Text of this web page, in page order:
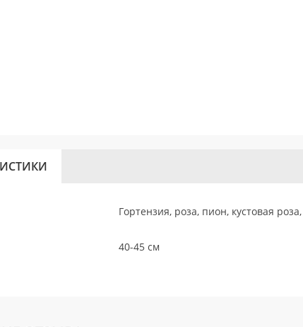
Гортензия, роза, пион, кустовая
40-45 см